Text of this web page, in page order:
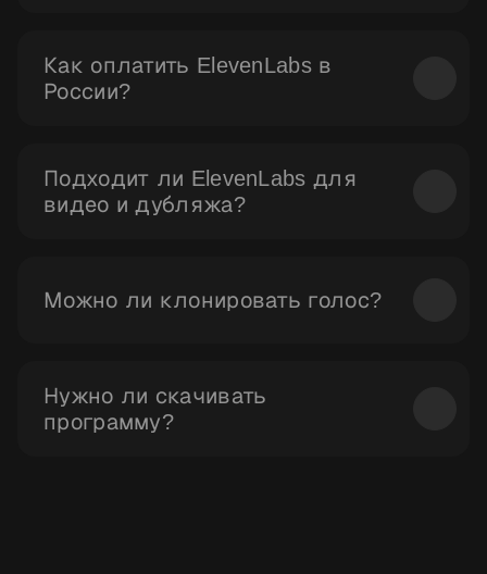
Как оплатить ElevenLabs в
России?
Подходит ли ElevenLabs для
видео и дубляжа?
Можно ли клонировать голос?
Нужно ли скачивать
программу?